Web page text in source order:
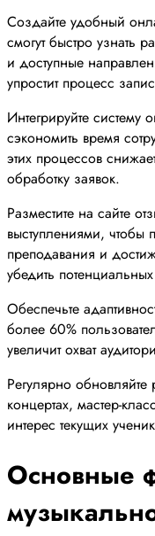
Создайте удобный
смогут быстро узнать
и доступные
упростит процесс
Интегрируйте систему
сэкономить время
этих процессов
обработку заявок.
Разместите на сайте
выступлениями, чтобы
преподавания и
убедить
Обеспечьте
более 60%
увеличит охват
Регулярно
концертах, мастер-
интерес текущих
Основные